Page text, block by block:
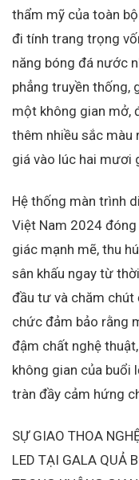
thẩm mỹ của toàn
đi tính trang trọng
năng bóng đá nước
phẳng truyền thống,
một không gian mở,
thêm nhiều sắc
giá vào lúc hai mươi
Hệ thống màn trình
Việt Nam 2024
giác mạnh mẽ, thu
sân khấu ngay từ
đầu tư và chăm chút
chức đảm bảo rằng
đậm chất nghệ
không gian của buổi
tràn đầy cảm hứng
SỰ GIAO THOA
LED TẠI GALA QUẢ